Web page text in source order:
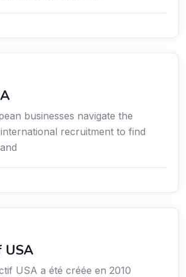
businesses navigate the
recruitment to find
USA
USA a été créée en 2010